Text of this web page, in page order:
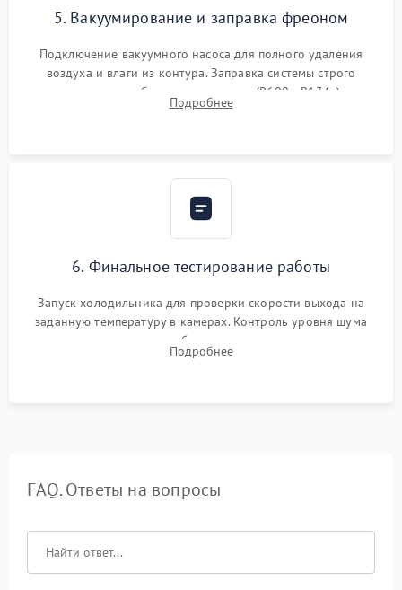
5. Вакуумирование и заправка фреоном
Подключение вакуумного насоса для полного удаления
воздуха и влаги из контура. Заправка системы строго
дозированным объемом хладагента (R600a, R134a) по
электронным весам. Контроль рабочего давления в системе.
Подробнее
6. Финальное тестирование работы
Запуск холодильника для проверки скорости выхода на
заданную температуру в камерах. Контроль уровня шума
компрессора, отсутствия обмерзания стенок и корректного
срабатывания системы автоматической оттайки.
Подробнее
FAQ. Ответы на вопросы